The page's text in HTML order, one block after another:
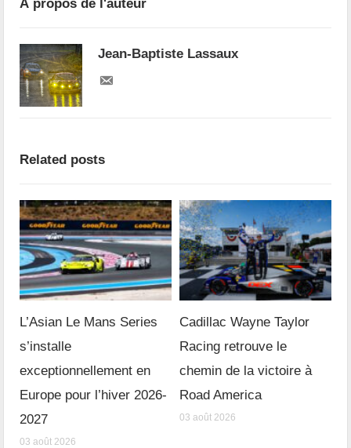
À propos de l'auteur
Jean-Baptiste Lassaux
Related posts
L’Asian Le Mans Series
s’installe
exceptionnellement en
Europe pour l’hiver 2026-
2027
03 août 2026
Cadillac Wayne Taylor
Racing retrouve le
chemin de la victoire à
Road America
03 août 2026